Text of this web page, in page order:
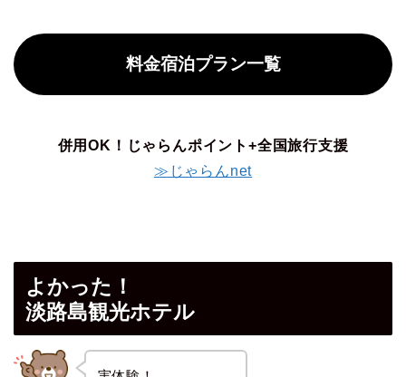
料金宿泊プラン一覧
併用OK！じゃらんポイント+全国旅行支援
≫じゃらんnet
よかった！
淡路島観光ホテル